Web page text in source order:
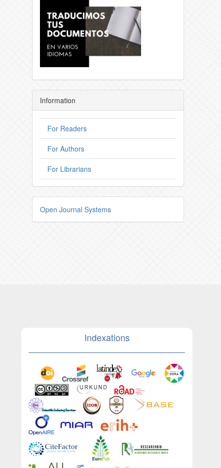
Information
For Readers
For Authors
For Librarians
Open Journal Systems
Indexations